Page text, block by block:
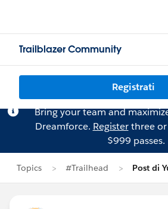
Trailblazer Community
Registrati
Bring your team and
Dreamforce. Registerthree or
$999 passes.
Topics #Trailhead Post di